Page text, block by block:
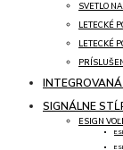
SVETLO
LETECKÉ
LETECKÉ
SIGNÁLNE
ESIGN